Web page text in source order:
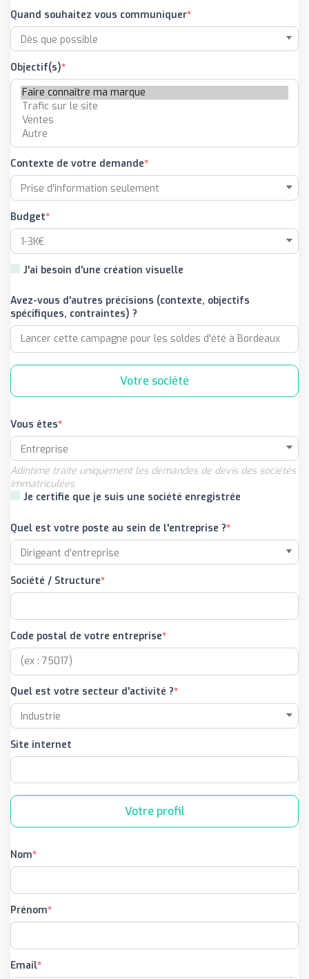
Quand souhaitez vous communiquer
Objectif(s)
Contexte de votre demande
Budget
J'ai besoin d'une création visuelle
Avez-vous d'autres précisions (contexte, objectifs
spécifiques, contraintes) ?
Votre société
Vous êtes
Adintime traite uniquement les demandes de devis des sociétés
immatriculées
Je certifie que je suis une société enregistrée
Quel est votre poste au sein de l'entreprise ?
Société / Structure
Code postal de votre entreprise
Quel est votre secteur d'activité ?
Site internet
Votre profil
Nom
Prénom
Email